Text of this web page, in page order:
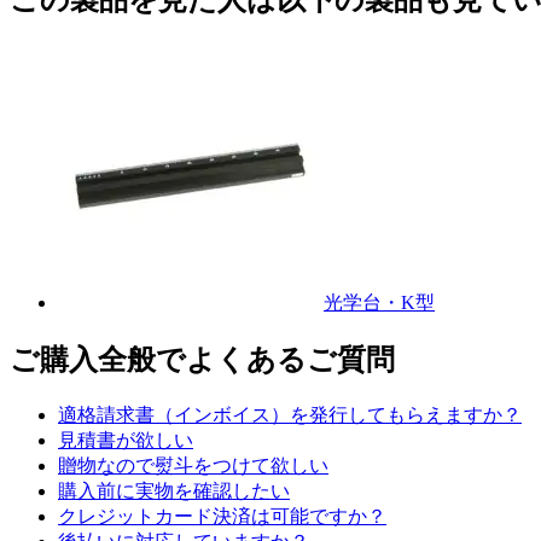
光学台・K型
ご購入全般でよくあるご質問
適格請求書（インボイス）を発行してもらえますか？
見積書が欲しい
贈物なので熨斗をつけて欲しい
購入前に実物を確認したい
クレジットカード決済は可能ですか？